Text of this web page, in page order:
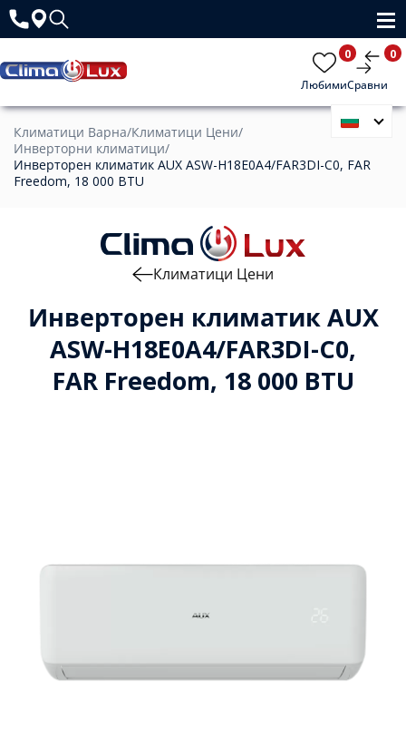
Любими
0
Сравни
0
Климатици Варна/Климатици Цени/
Инверторни климатици/
Инверторен климатик AUX ASW-H18E0A4/FAR3DI-C0, FAR
Freedom, 18 000 BTU
Инверторен климатик AUX
ASW-H18E0A4/FAR3DI-C0,
FAR Freedom, 18 000 BTU
Климатици Цени